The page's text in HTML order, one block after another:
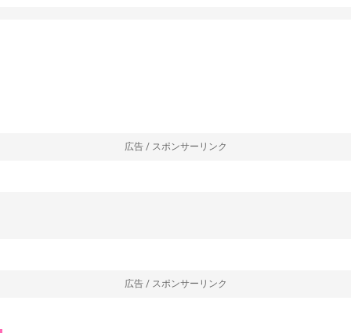
広告 / スポンサーリンク
広告 / スポンサーリンク